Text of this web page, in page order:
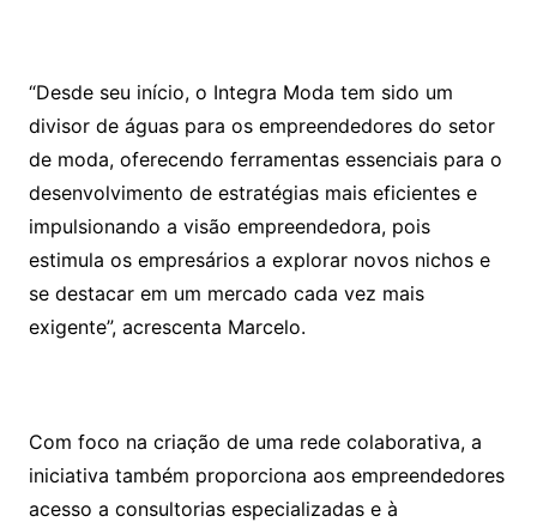
“Desde seu início, o Integra Moda tem sido um
divisor de águas para os empreendedores do setor
de moda, oferecendo ferramentas essenciais para o
desenvolvimento de estratégias mais eficientes e
impulsionando a visão empreendedora, pois
estimula os empresários a explorar novos nichos e
se destacar em um mercado cada vez mais
exigente”, acrescenta Marcelo.
Com foco na criação de uma rede colaborativa, a
iniciativa também proporciona aos empreendedores
acesso a consultorias especializadas e à